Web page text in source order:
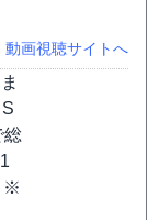
動画視聴サイトへ
総
※